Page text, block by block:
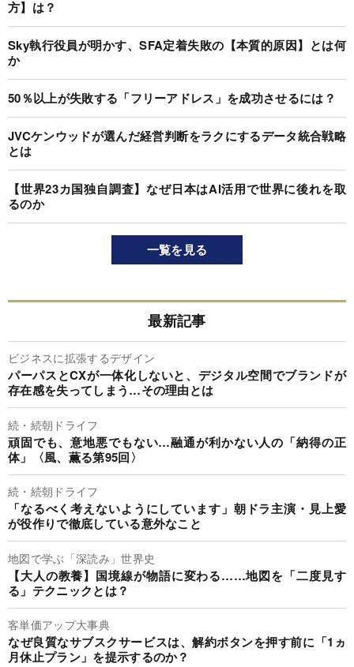
方】は？
Sky執行役員が明かす、SFA定着失敗の【本質的原因】とは何
か
50％以上が失敗する「フリーアドレス」を成功させるには？
JVCケンウッドが選んだ経営判断をラクにするデータ統合戦略
とは
【世界23カ国独自調査】なぜ日本はAI活用で世界に後れを取
るのか
一覧を見る
最新記事
ビジネスに拡張するデザイン
パーパスとCXが一体化しないと、デジタル空間でブランドが
存在感を失ってしまう…その理由とは
続・続朝ドライフ
頑固でも、意地悪でもない…融通が利かない人の「納得の正
体」〈風、薫る第95回〉
続・続朝ドライフ
「なるべく考えないようにしています」朝ドラ主演・見上愛
が役作りで徹底している意外なこと
地図で学ぶ「深読み」世界史
【大人の教養】国境線が物語に変わる……地図を「二度見す
る」テクニックとは？
客単価アップ大事典
なぜ良質なサブスクサービスは、解約ボタンを押す前に「1ヵ
月休止プラン」を提示するのか？